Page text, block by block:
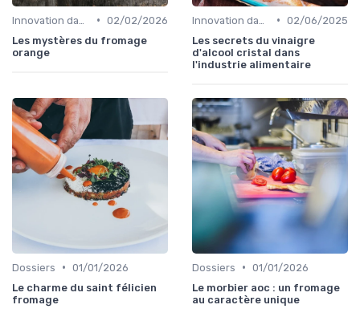
• 02/02/2026
Les mystères du fromage
orange
• 02/06/2025
Les secrets du vinaigre
d'alcool cristal dans
l'industrie alimentaire
Dossiers • 01/01/2026
Le charme du saint félicien
fromage
Dossiers • 01/01/2026
Le morbier aoc : un fromage
au caractère unique